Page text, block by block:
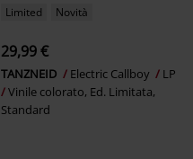
Limited Novità
29,99 €
TANZNEID Electric Callboy
LP
Vinile colorato, Ed. Limitata,
Standard